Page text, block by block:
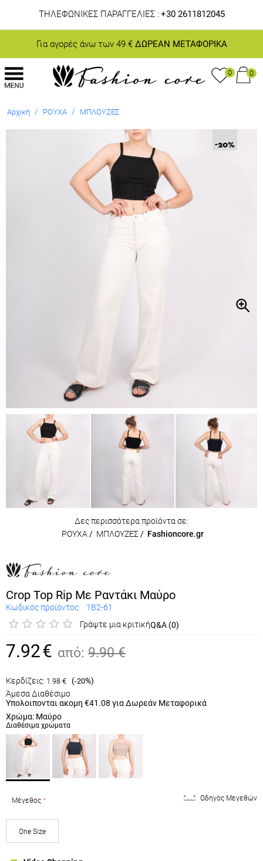
ΤΗΛΕΦΩΝΙΚΕΣ ΠΑΡΑΓΓΕΛΙΕΣ : +30 2611812045
Για αγορές άνω των 49 € ΔΩΡΕΑΝ ΜΕΤΑΦΟΡΙΚΑ
0 0
Αρχική / ΡΟΥΧΑ / ΜΠΛΟΥΖΕΣ
-20%
Δες περισσότερα προϊόντα σε:
ΡΟΥΧΑ / ΜΠΛΟΥΖΕΣ / Fashioncore.gr
Crop Top Rip Mε Ραντάκι Μαύρο
Κωδικός προϊόντος:
1B2-61
Γράψτε μια κριτικήQ&A (0)
7.92€ από: 9.90 €
Κερδίζεις: 1.98 € (-20%)
Άμεσα Διαθέσιμο
Υπολοιπονται ακομη €41.08 για Δωρεάν Μεταφορικά
Χρώμα: Μαύρο
Διαθέσιμα χρώματα
Οδηγός Μεγεθών
Μέγεθος
One Size